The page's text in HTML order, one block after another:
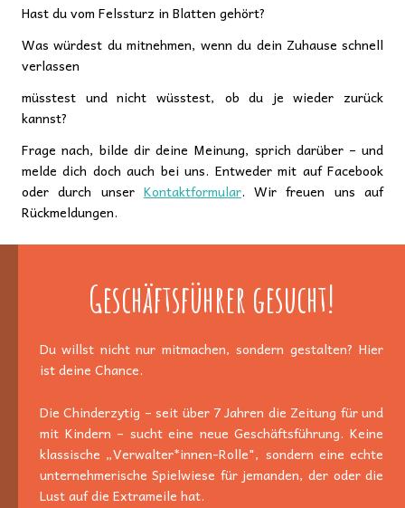
Hast du vom Felssturz in Blatten gehört?
Was würdest du mitnehmen, wenn du dein Zuhause schnell
verlassen
müsstest und nicht wüsstest, ob du je wieder zurück
kannst?
Frage nach, bilde dir deine Meinung, sprich darüber – und
melde dich doch auch bei uns. Entweder mit auf Facebook
oder durch unser Kontaktformular. Wir freuen uns auf
Rückmeldungen.
Geschäftsführer gesucht!
Du willst nicht nur mitmachen, sondern gestalten? Hier
ist deine Chance.
Die Chinderzytig – seit über 7 Jahren die Zeitung für und
mit Kindern – sucht eine neue Geschäftsführung. Keine
klassische „Verwalter*innen-Rolle", sondern eine echte
unternehmerische Spielwiese für jemanden, der oder die
Lust auf die Extrameile hat.